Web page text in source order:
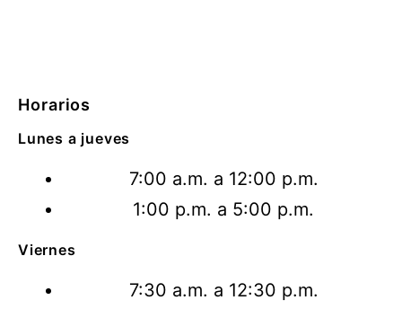
Horarios
Lunes a jueves
7:00 a.m. a 12:00 p.m.
1:00 p.m. a 5:00 p.m.
Viernes
7:30 a.m. a 12:30 p.m.